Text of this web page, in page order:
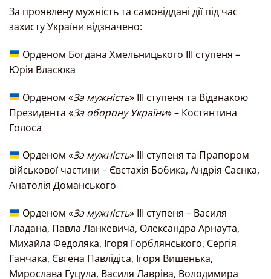
За проявлену мужність та самовіддані дії під час
захисту України відзначено:
Орденом Богдана Хмельницького III ступеня –
Юрія Власюка
Орденом «За мужність» III ступеня та Відзнакою
Президента «За оборону України» – Костянтина
Голоса
Орденом «За мужність» III ступеня та Прапором
військової частини – Євстахія Бобика, Андрія Саєнка,
Анатолія Доманського
Орденом «За мужність» III ступеня – Василя
Гладана, Павла Ланкевича, Олександра Арнаута,
Михайла Федоляка, Ігоря Горблянського, Сергія
Ганчака, Євгена Павлідіса, Ігоря Вишенька,
Мирослава Гуцула, Василя Лавріва, Володимира